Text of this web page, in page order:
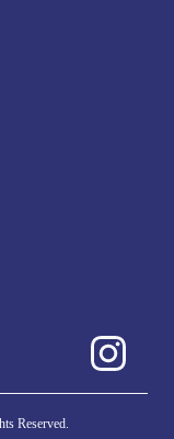
Reserved.